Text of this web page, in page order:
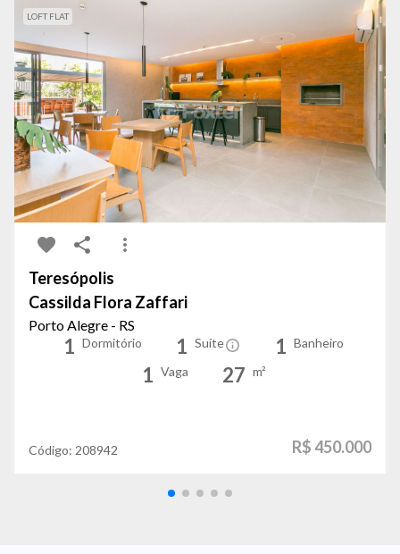
LOFT FLAT
Teresópolis
Cassilda Flora Zaffari
Porto Alegre - RS
1 Dormitório 1 Suíte 1 Banheiro
1 Vaga 27 m²
Código: 208942 R$ 450.000